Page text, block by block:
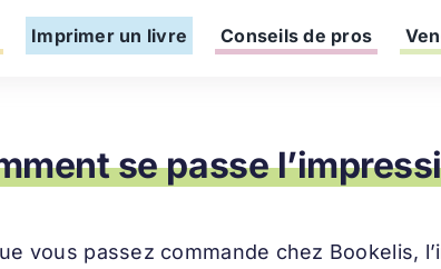
Imprimer un livre Conseils de pros
se passe
vous passez commande chez Bookelis,